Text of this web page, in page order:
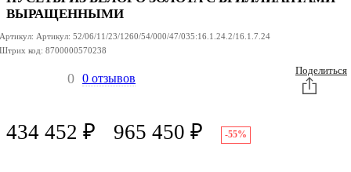
ВЫРАЩЕННЫМИ
Артикул: Артикул: 52/06/11/23/1260/54/000/47/035:16.1.24.2/16.1.7.24
Штрих код: 8700000570238
0 0 отзывов
Поделиться
434 452 ₽ 965 450 ₽ -55%